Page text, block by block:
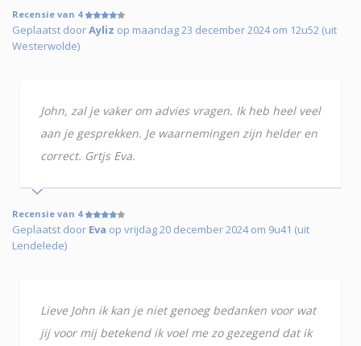
Recensie van 4
Geplaatst doorAyliz op maandag 23 december 2024 om 12u52 (uit
Westerwolde)
John, zal je vaker om advies vragen. Ik heb heel veel
aan je gesprekken. Je waarnemingen zijn helder en
correct. Grtjs Eva.
Recensie van 4
Geplaatst door Eva op vrijdag 20 december 2024 om 9u41 (uit
Lendelede)
Lieve John ik kan je niet genoeg bedanken voor wat
jij voor mij betekend ik voel me zo gezegend dat ik